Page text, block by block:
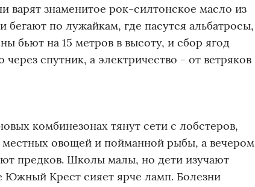
знаменитое рок-силтонское масло из
по лужайкам, где пасутся альбатросы,
бьют на 15 метров в высоту, и сбор ягод
спутник, а электричество - от ветряков
комбинезонах тянут сети с лобстеров,
овощей и пойманной рыбы, а вечером
предков. Школы малы, но дети изучают
Крест сияет ярче ламп. Болезни